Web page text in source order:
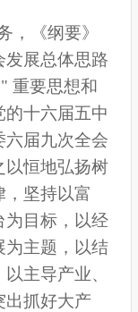
，《纲要》
发展总体思路
重要思想和
十六届五中
六届九次全会
以恒地弘扬树
，坚持以富
为目标，以经
为主题，以结
主导产业、
出抓好大产